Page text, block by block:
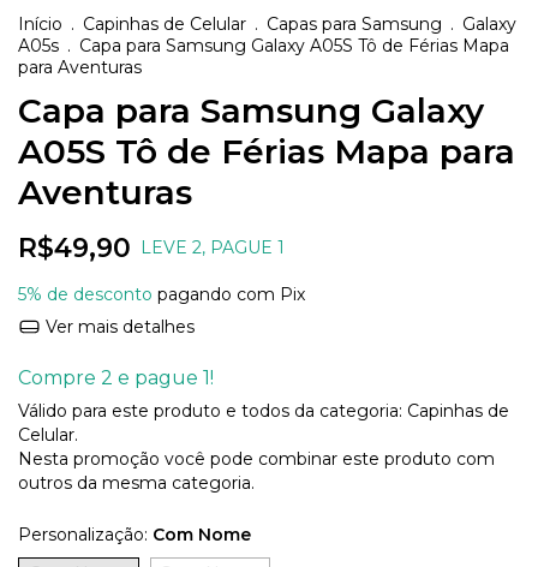
Início . Capinhas de Celular . Capas para Samsung . Galaxy
A05s . Capa para Samsung Galaxy A05S Tô de Férias Mapa
para Aventuras
Capa para Samsung Galaxy
A05S Tô de Férias Mapa para
Aventuras
R$49,90 LEVE 2, PAGUE 1
5% de desconto pagando com Pix
Ver mais detalhes
Compre 2 e pague 1!
Válido para este produto e todos da categoria: Capinhas de
Celular.
Nesta promoção você pode combinar este produto com
outros da mesma categoria.
Personalização: Com Nome